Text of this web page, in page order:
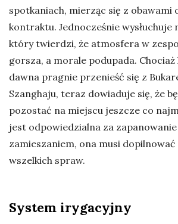
spotkaniach, mierząc się z obawami
kontraktu. Jednocześnie wysłuchuje
który twierdzi, że atmosfera w
gorsza, a morale podupada.
dawna pragnie przenieść się z
Szanghaju, teraz dowiaduje się, że
pozostać na miejscu jeszcze co
jest odpowiedzialna za
zamieszaniem, ona musi
wszelkich spraw.
System irygacyjny